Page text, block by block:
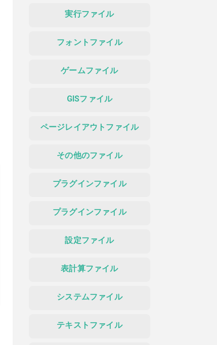
実行ファイル
フォントファイル
ゲームファイル
GISファイル
ページレイアウトファイル
その他のファイル
プラグインファイル
プラグインファイル
設定ファイル
表計算ファイル
システムファイル
テキストファイル